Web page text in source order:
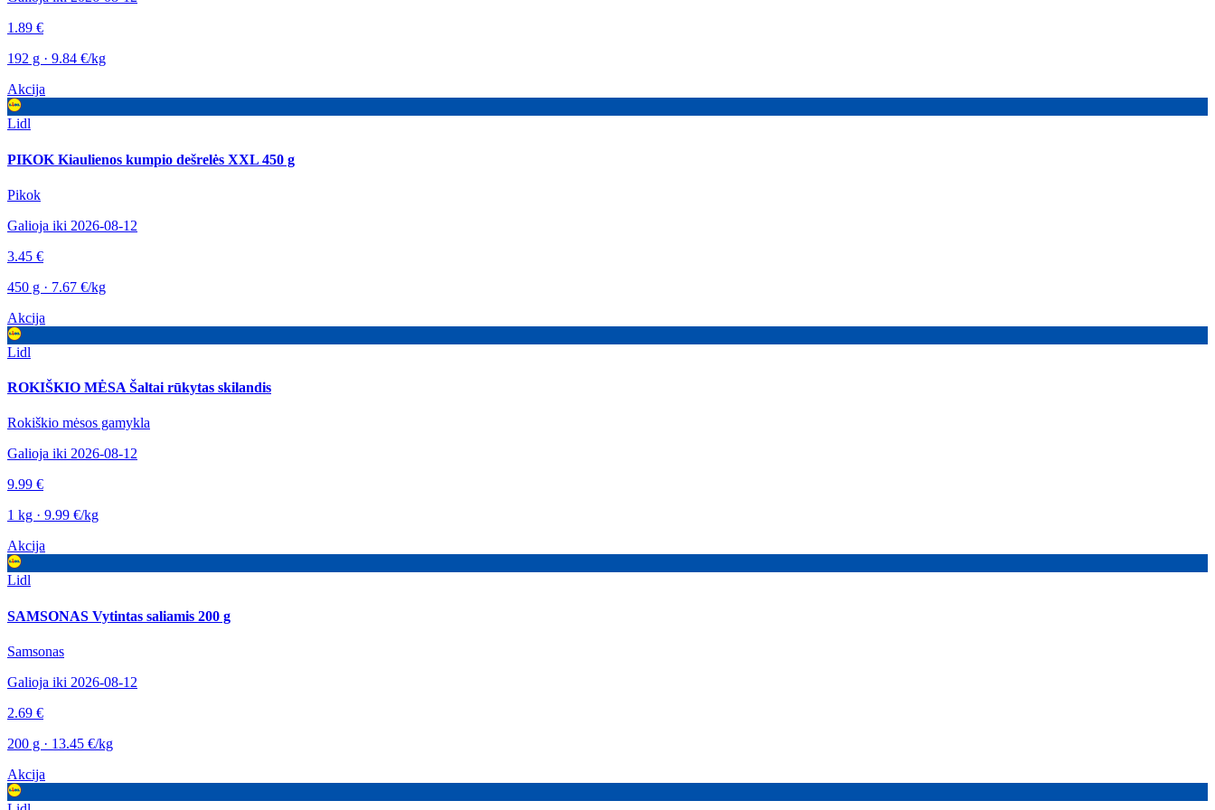
1.89 €
192 g · 9.84 €/kg
Akcija
Lidl
PIKOK Kiaulienos kumpio dešrelės XXL 450 g
Pikok
Galioja iki 2026-08-12
3.45 €
450 g · 7.67 €/kg
Akcija
Lidl
ROKIŠKIO MĖSA Šaltai rūkytas skilandis
Rokiškio mėsos gamykla
Galioja iki 2026-08-12
9.99 €
1 kg · 9.99 €/kg
Akcija
Lidl
SAMSONAS Vytintas saliamis 200 g
Samsonas
Galioja iki 2026-08-12
2.69 €
200 g · 13.45 €/kg
Akcija